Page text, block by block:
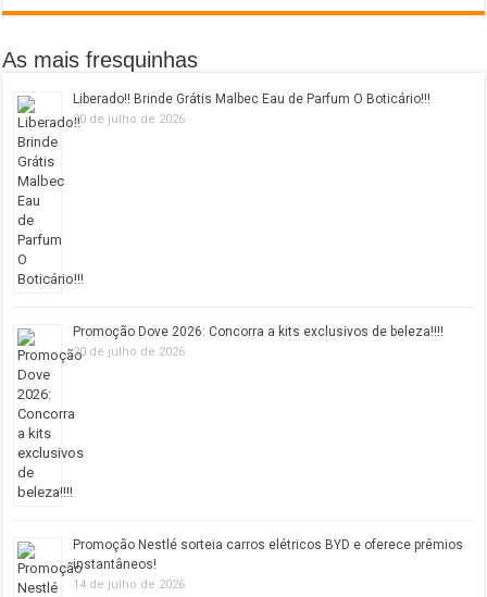
As mais fresquinhas
Liberado!! Brinde Grátis Malbec Eau de Parfum O Boticário!!!
20 de julho de 2026
Promoção Dove 2026: Concorra a kits exclusivos de beleza!!!!
20 de julho de 2026
Promoção Nestlé sorteia carros elétricos BYD e oferece prêmios
instantâneos!
14 de julho de 2026